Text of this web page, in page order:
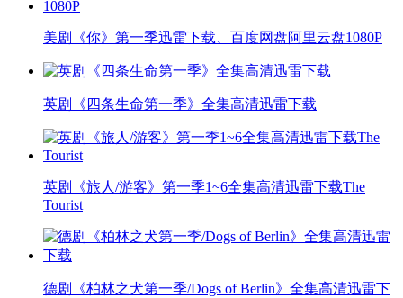
美剧《你》第一季迅雷下载、百度网盘阿里云盘1080P
英剧《四条生命第一季》全集高清迅雷下载
英剧《旅人/游客》第一季1~6全集高清迅雷下载The
Tourist
德剧《柏林之犬第一季/Dogs of Berlin》全集高清迅雷下